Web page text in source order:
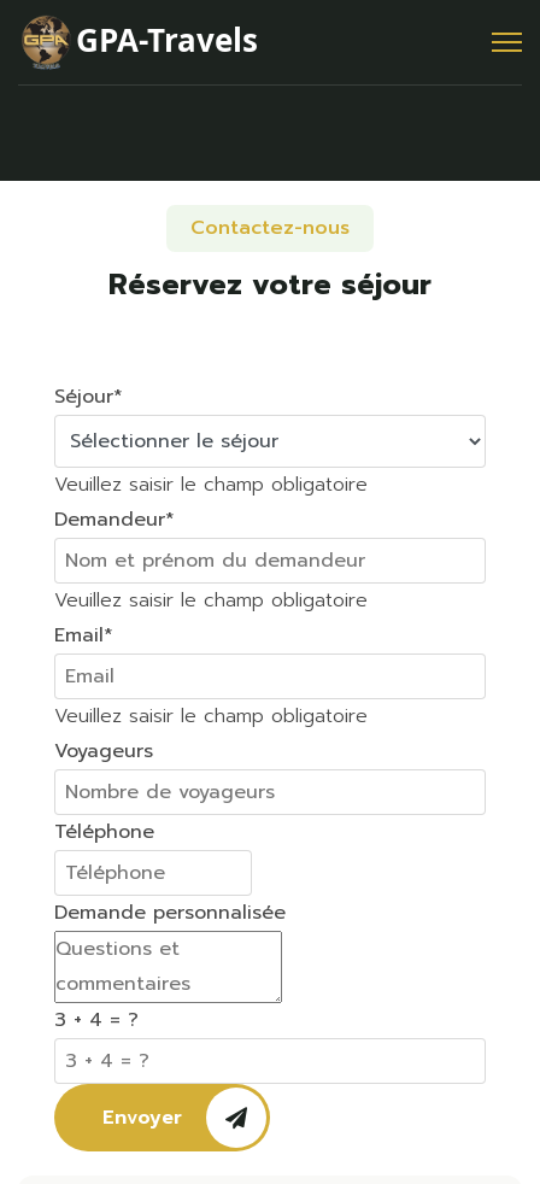
Contactez-nous
Réservez votre séjour
Séjour*
Veuillez saisir le champ obligatoire
Demandeur*
Veuillez saisir le champ obligatoire
Email*
Veuillez saisir le champ obligatoire
Voyageurs
Téléphone
Demande personnalisée
3 + 4 = ?
Envoyer